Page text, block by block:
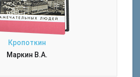
Кропоткин
Маркин В.А.